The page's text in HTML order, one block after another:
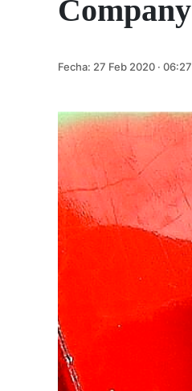
Company
Fecha: 27 Feb 2020 · 06:27